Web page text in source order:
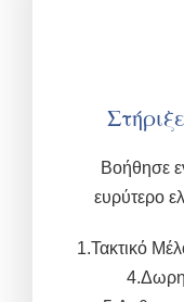
Βοήθησε
ευρύτερο
1.Τακτικό